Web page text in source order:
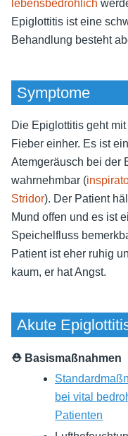
lebensbedrohlich
Epiglottitis ist eine
Behandlung besteht
Symptome
Die Epiglottitis geht
Fieber einher. Es ist ein
Atemgeräusch bei der
wahrnehmbar (
Stridor). Der Patient
Mund offen und es ist
Speichelfluss
Patient ist eher ruhig
kaum, er hat Angst.
Akute
⛑ Basismaßnahmen
bei vital
Patienten